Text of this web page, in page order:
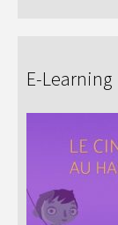
E-Learning